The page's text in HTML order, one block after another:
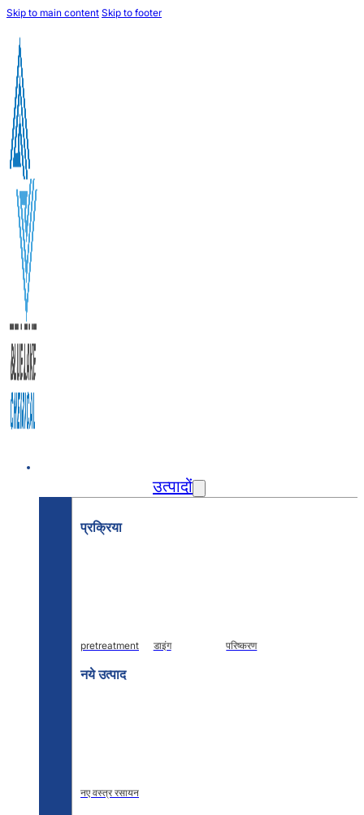
Skip to main content Skip to footer
उत्पादों
प्रक्रिया
pretreatment डाइंग परिष्करण
नये उत्पाद
नए वस्त्र रसायन